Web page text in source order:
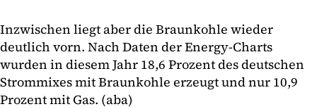
Inzwischen liegt aber die Braunkohle wieder
deutlich vorn. Nach Daten der Energy-Charts
wurden in diesem Jahr 18,6 Prozent des deutschen
Strommixes mit Braunkohle erzeugt und nur 10,9
Prozent mit Gas. (aba)